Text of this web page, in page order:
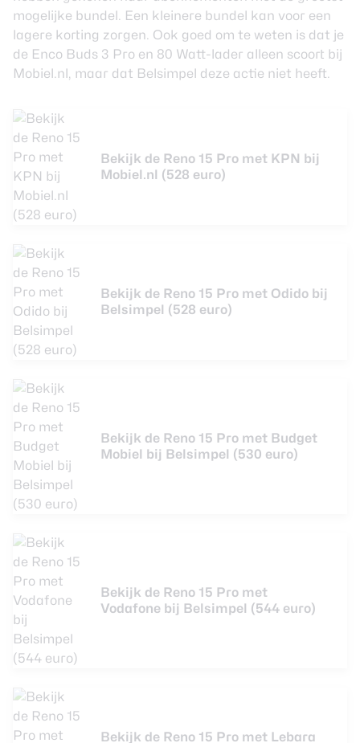
mogelijke bundel. Een kleinere bundel kan voor een
lagere korting zorgen. Ook goed om te weten is dat je
de Enco Buds 3 Pro en 80 Watt-lader alleen scoort bij
Mobiel.nl, maar dat Belsimpel deze actie niet heeft.
Bekijk de Reno 15 Pro met KPN bij
Mobiel.nl (528 euro)
Bekijk de Reno 15 Pro met Odido bij
Belsimpel (528 euro)
Bekijk de Reno 15 Pro met Budget
Mobiel bij Belsimpel (530 euro)
Bekijk de Reno 15 Pro met
Vodafone bij Belsimpel (544 euro)
Bekijk de Reno 15 Pro met Lebara